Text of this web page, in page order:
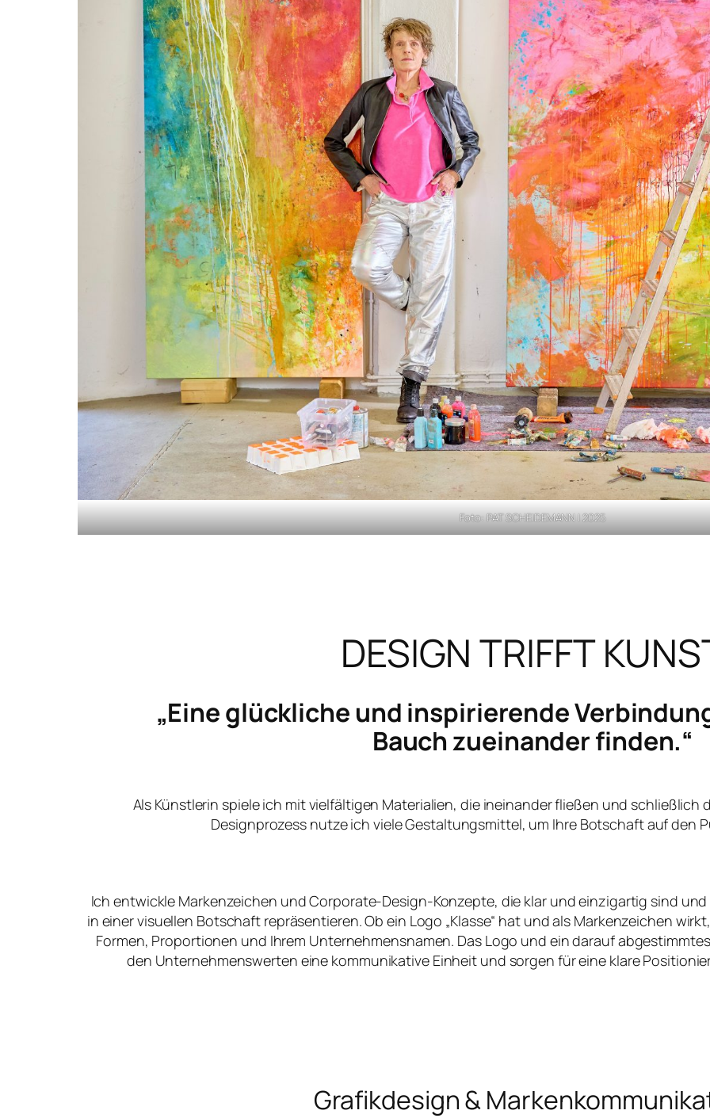
Foto: PAT SCHEIDEMANN | 2025
DESIGN TRIFFT
„Eine glückliche und inspirierende
Bauch zueinander finden.“
Als Künstlerin spiele ich mit vielfältigen Materialien, die ineinander fließen und schließlich
Designprozess nutze ich viele Gestaltungsmittel, um Ihre Botschaft auf den
Ich entwickle Markenzeichen und Corporate-Design-Konzepte, die klar und einzigartig sind
in einer visuellen Botschaft repräsentieren. Ob ein Logo „Klasse“ hat und als Markenzeichen
Formen, Proportionen und Ihrem Unternehmensnamen. Das Logo und ein darauf
den Unternehmenswerten eine kommunikative Einheit und sorgen für eine klare
Grafikdesign &